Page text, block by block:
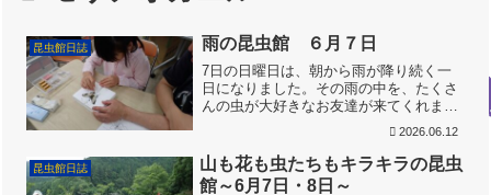
昆虫館日誌 雨の昆虫館 ６月７日
7日の日曜日は、朝から雨が降り続く一
日になりました。その雨の中を、たくさ
んの虫が大好きなお友達が来てくれまし
せん。みんな屋根の下に置いた水槽で、
イモリやカメと長い間遊んでくれまし
た。 ちょっと退屈した時間...
2026.06.12
昆虫館日誌
山も花も虫たちもキラキラの昆虫
館～6月7日・8日～